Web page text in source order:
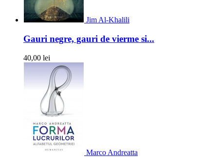
Jim Al-Khalili
Gauri negre, gauri de vierme si...
40,00 lei
Marco Andreatta